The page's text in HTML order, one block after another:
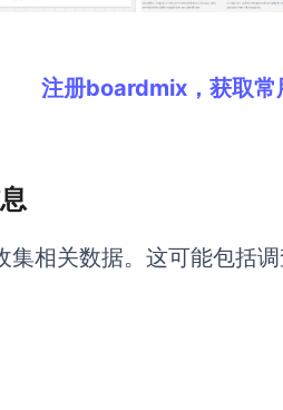
注册boardmix，获取常
集相关数据。这可能包括